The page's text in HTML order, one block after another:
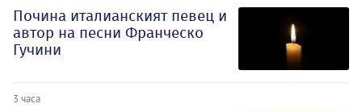
Почина италианският певец и
автор на песни Франческо
Гучини
3 часа